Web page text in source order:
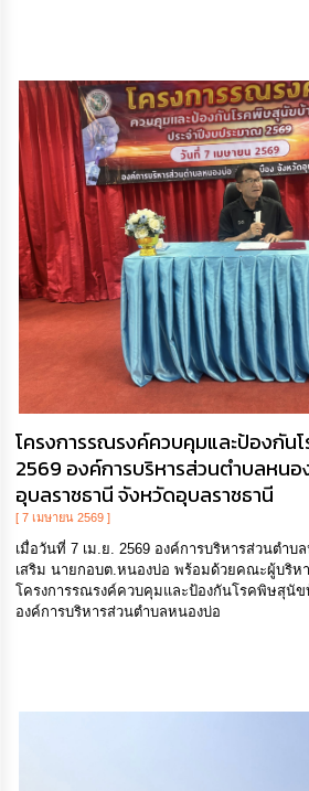
โครงการรณรงค์ควบคุมและป้องกัน
2569 องค์การบริหารส่วนตำบลหนอ
อุบลราชธานี จังหวัดอุบลราชธานี
[ 7 เมษายน 2569 ]
เมื่อวันที่ 7 เม.ย. 2569 องค์การบริหารส่วนตำ
เสริม นายกอบต.หนองบ่อ พร้อมด้วยคณะผู้บริห
โครงการรณรงค์ควบคุมและป้องกันโรคพิษสุนัข
องค์การบริหารส่วนตำบลหนองบ่อ